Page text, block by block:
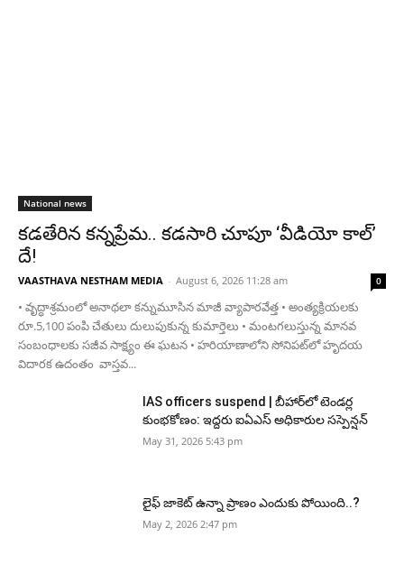
National news
కడతేరిన కన్నప్రేమ.. కడసారి చూపూ ‘వీడియో కాల్’
దే!
VAASTHAVA NESTHAM MEDIA - August 6, 2026 11:28 am 0
• వృద్ధాశ్రమంలో అనాథలా కన్నుమూసిన మాజీ వ్యాపారవేత్త • అంత్యక్రియలకు
రూ.5,100 పంపి చేతులు దులుపుకున్న కుమార్తెలు • మంటగలుస్తున్న మానవ
సంబంధాలకు సజీవ సాక్ష్యం ఈ ఘటన • హరియాణాలోని సోనిపట్‌లో హృదయ
విదారక ఉదంతం వాస్తవ...
IAS officers suspend | బీహార్‌లో టెండర్ల
కుంభకోణం: ఇద్దరు ఐఏఎస్ అధికారుల సస్పెన్షన్
May 31, 2026 5:43 pm
లైఫ్ జాకెట్ ఉన్నా ప్రాణం ఎందుకు పోయింది..?
May 2, 2026 2:47 pm